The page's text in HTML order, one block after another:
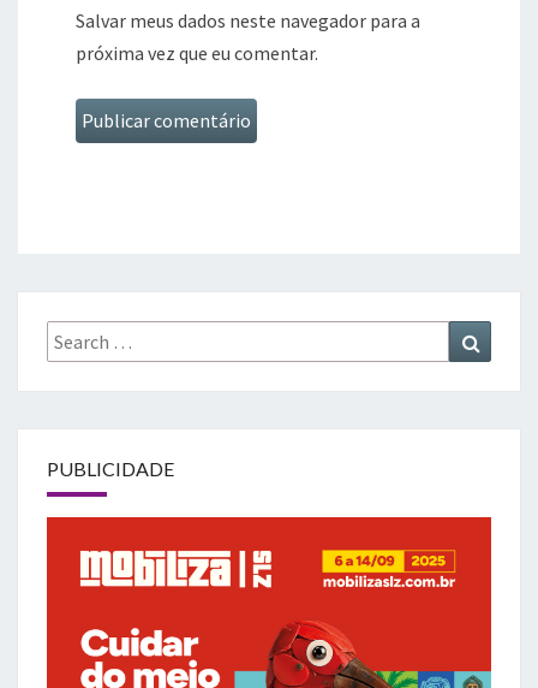
Salvar meus dados neste navegador para a
próxima vez que eu comentar.
Search
for:
PUBLICIDADE